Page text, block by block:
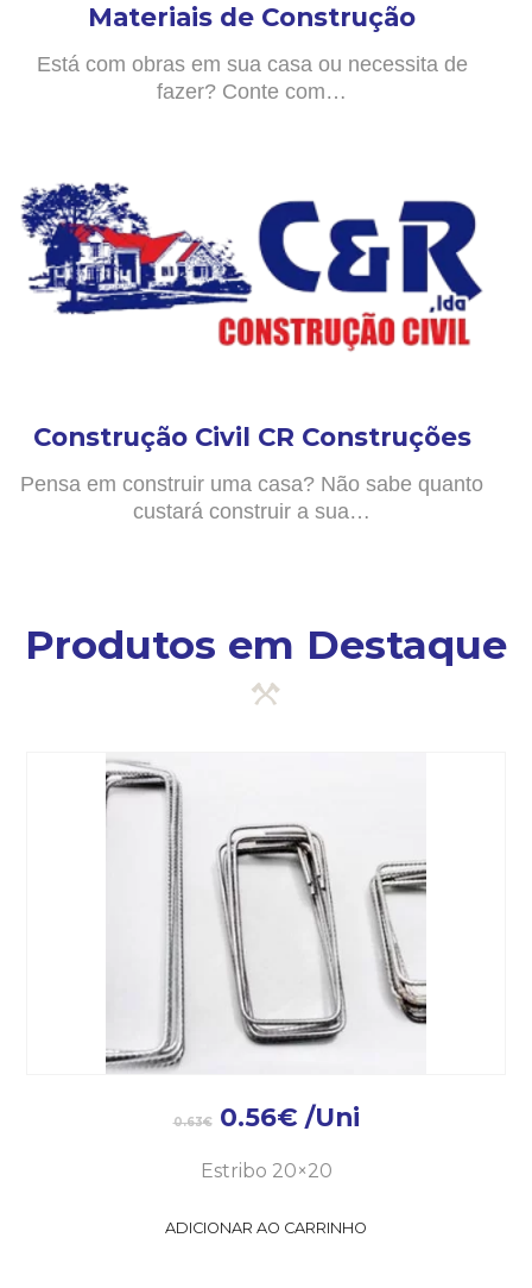
Materiais de Construção
Está com obras em sua casa ou necessita de
fazer? Conte com…
Construção Civil CR Construções
Pensa em construir uma casa? Não sabe quanto
custará construir a sua…
Produtos em Destaque
0.63€ 0.56€ /Uni
Estribo 20×20
ADICIONAR AO CARRINHO